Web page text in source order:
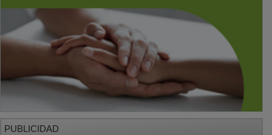
PUBLICIDAD